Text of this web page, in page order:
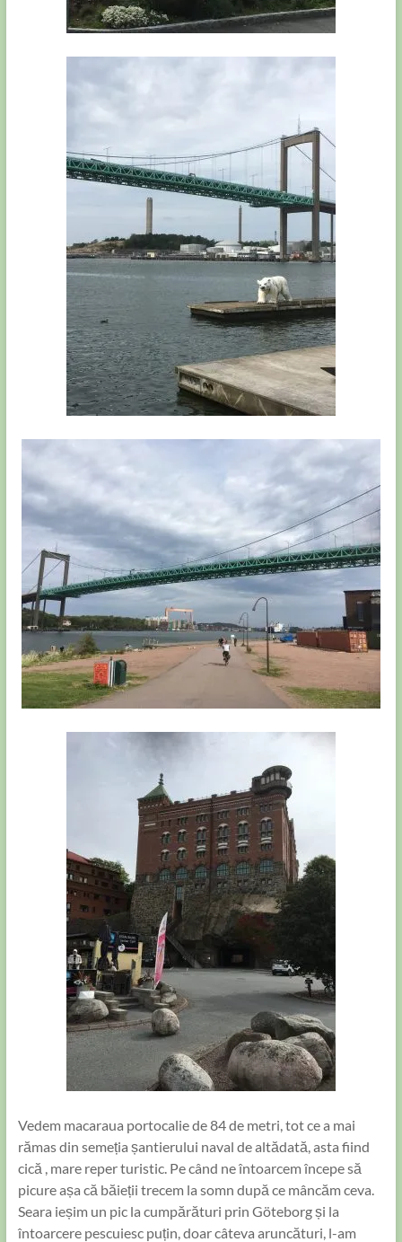
Vedem macaraua portocalie de 84 de metri, tot ce a mai
rămas din semeția șantierului naval de altădată, asta fiind
cică , mare reper turistic. Pe când ne întoarcem începe să
picure așa că băieții trecem la somn după ce mâncăm ceva.
Seara ieșim un pic la cumpărături prin Göteborg și la
întoarcere pescuiesc puțin, doar câteva aruncături, l-am